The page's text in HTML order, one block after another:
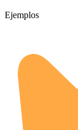
Ejemplos